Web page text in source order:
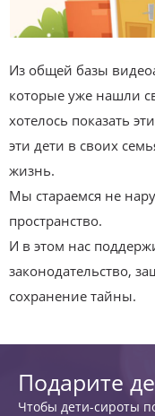
Из общей базы
которые уже нашли
хотелось показать
эти дети в своих
жизнь.
Мы стараемся не
пространство.
И в этом нас
законодательство,
сохранение тайны.
Подарите
Чтобы дети-сироты